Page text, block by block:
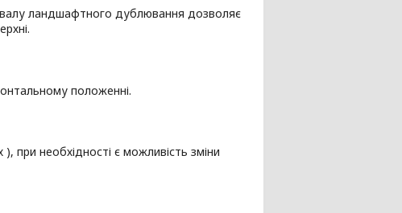
валу ландшафтного дублювання дозволяє
положенні.
при необхідності є можливість зміни